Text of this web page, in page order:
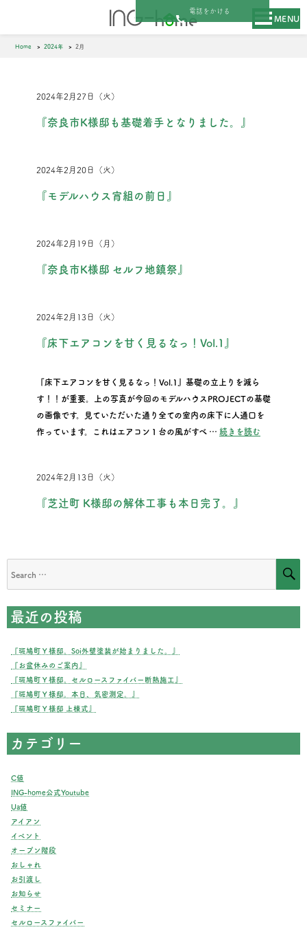
MENU
Home 2024年 2月
2024年2月27日（火）
『奈良市K様邸も基礎着手となりました。』
2024年2月20日（火）
『モデルハウス宵組の前日』
2024年2月19日（月）
『奈良市K様邸 セルフ地鎮祭』
2024年2月13日（火）
『床下エアコンを甘く見るなっ！Vol.1』
『床下エアコンを甘く見るなっ！Vol.1』基礎の立上りを減ら
す！！が重要。上の写真が今回のモデルハウスPROJECTの基礎
の画像です。見ていただいた通り全ての室内の床下に人通口を
作っています。これはエアコン１台の風がすべ … 続きを読む“『床下エア
2024年2月13日（火）
『芝辻町 K様邸の解体工事も本日完了。』
最近の投稿
『斑鳩町Ｙ様邸。Soi外壁塗装が始まりました。』
『お盆休みのご案内』
『斑鳩町Ｙ様邸。セルロースファイバー断熱施工』
『斑鳩町Ｙ様邸。本日、気密測定。』
『斑鳩町Ｙ様邸 上棟式』
カテゴリー
C値
ING-home公式Youtube
Ua値
アイアン
イベント
オープン階段
おしゃれ
お引渡し
お知らせ
セミナー
セルロースファイバー
電話をかける